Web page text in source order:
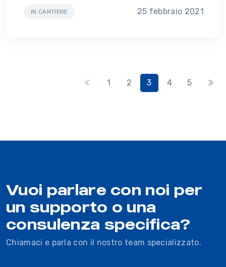
IN CANTIERE 25 febbraio 2021
1 2 3 4 5
Vuoi parlare con noi per
un supporto o una
consulenza specifica?
Chiamaci e parla con il nostro team specializzato.